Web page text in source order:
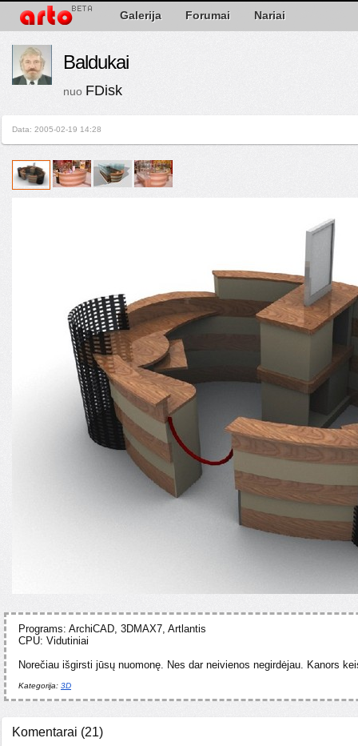
Galerija Forumai Nariai
Baldukai
nuo FDisk
Data: 2005-02-19 14:28
Programs: ArchiCAD, 3DMAX7, Artlantis
CPU: Vidutiniai
Norečiau išgirsti jūsų nuomonę. Nes dar neivienos negirdėjau. Kanors
Kategorija: 3D
Komentarai (21)